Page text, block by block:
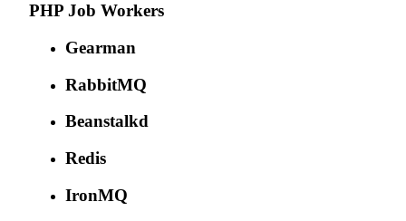
PHP Job Workers
Gearman
RabbitMQ
Beanstalkd
Redis
IronMQ